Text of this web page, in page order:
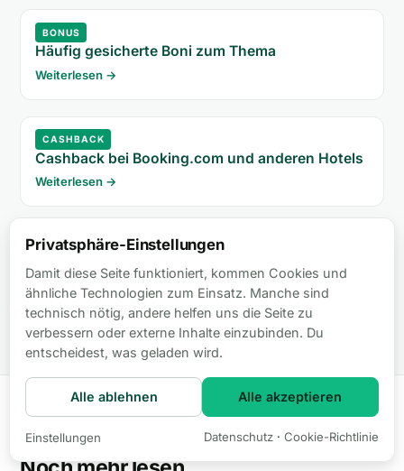
BONUS
Häufig gesicherte Boni zum Thema
Weiterlesen →
CASHBACK
Cashback bei Booking.com und anderen Hotels
Weiterlesen →
AUCH SPANNEND
Gazprom Dividende - Fremde Spesen - Was ist
das?
Weiterlesen →
📖 NOCH MEHR LESESTOFF
Privatsphäre-Einstellungen
Damit diese Seite funktioniert, kommen Cookies und
ähnliche Technologien zum Einsatz. Manche sind
technisch nötig, andere helfen uns die Seite zu
verbessern oder externe Inhalte einzubinden. Du
entscheidest, was geladen wird.
Alle ablehnen Alle akzeptieren
Einstellungen Datenschutz· Cookie-Richtlinie